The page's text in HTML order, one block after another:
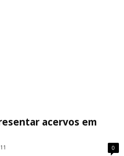
acervos em
0